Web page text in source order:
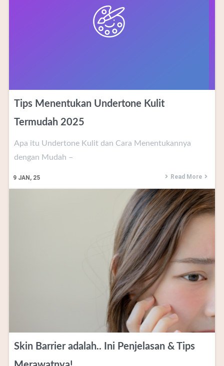
Tips Menentukan Undertone Kulit
Termudah 2025
9 JAN, 25
Apa itu Undertone Kulit dan Cara Menentukannya
dengan Mudah –
Read More
Skin Barrier adalah.. Ini Penjelasan & Tips